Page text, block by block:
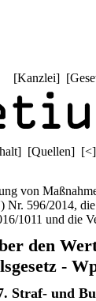
[Kanzlei] [
] [Quellen] [<]
von
Nr. 596/2014,
1011 und die
den
-
Straf- und